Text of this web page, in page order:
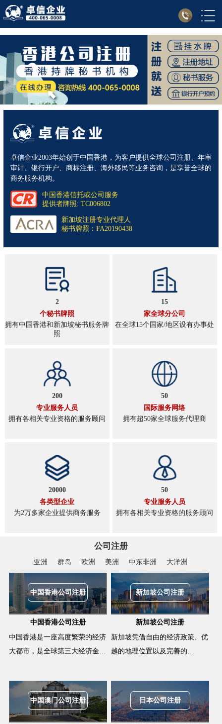
卓信企业2003年始创于中国香港，为客户提供全球公司注册、年审
审计、银行开户、商标注册、海外移民等业务咨询，是享誉全球的
商务服务机构。
中国香港信托或公司服务
提供者牌照: TC006802
新加坡注册专业代理人
秘书牌照：FA20190438
2
个秘书牌照
拥有中国香港和新加坡秘书服务牌
照
15
家全球分公司
在全球15个国家/地区设有办事处
200
专业服务人员
拥有各相关专业资格的服务顾问
50
国际服务网络
拥有超50家全球服务代理商
20000
各类型企业
为2万多家企业提供商务服务
50
专业服务人员
拥有各相关专业资格的服务顾问
公司注册
亚洲 群岛 欧洲 美洲 中东非洲 大洋洲
中国香港公司注册
中国香港公司注册
中国香港是一座高度繁荣的经济
大都市，是全球第三大经济金…
新加坡公司注册
新加坡公司注册
新加坡凭借自由的经济政策、优
越的地理位置以及完善的…
中国澳门公司注册 日本公司注册